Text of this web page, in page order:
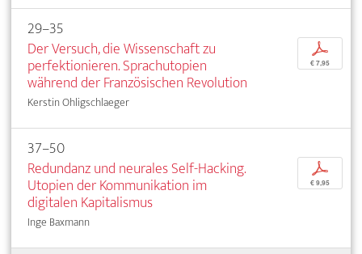
29–35
Der Versuch, die Wissenschaft zu
perfektionieren. Sprachutopien
während der Französischen Revolution
Kerstin Ohligschlaeger
p
€ 7,95
37–50
Redundanz und neurales Self-Hacking.
Utopien der Kommunikation im
digitalen Kapitalismus
Inge Baxmann
p
€ 9,95